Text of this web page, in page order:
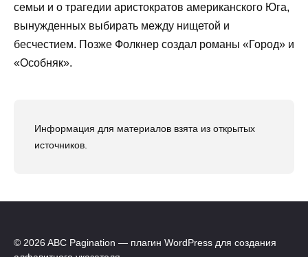
семьи и о трагедии аристократов американского Юга,
вынужденных выбирать между нищетой и
бесчестием. Позже Фолкнер создал романы «Город» и
«Особняк».
Информация для материалов взята из открытых
источников.
© 2026 ABC Pagination — плагин WordPress для создания